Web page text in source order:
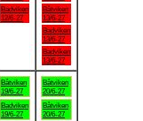
Badviken
12/6-27
Båtviken
13/6-27
Badviken
13/6-27
Badviken
13/6-27
Båtviken
19/6-27
Badviken
19/6-27
Båtviken
20/6-27
Båtviken
20/6-27